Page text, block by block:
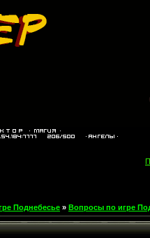
Поднебесье » Вопросы по игре